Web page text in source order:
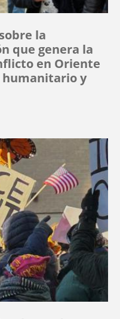
la
que genera la
en Oriente
humanitario y